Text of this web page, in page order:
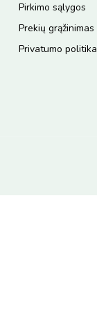
Pirkimo sąlygos
Prekių grąžinimas
Privatumo politika